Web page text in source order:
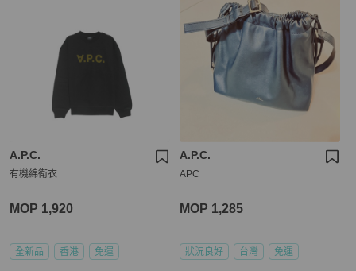
A.P.C.
有機綿衛衣
MOP 1,920
全新品 香港 免運
A.P.C.
APC
MOP 1,285
狀況良好 台灣 免運